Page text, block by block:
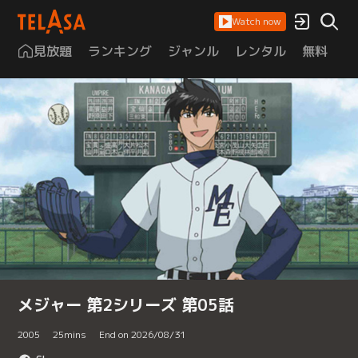
Watch now
見放題 ランキング ジャンル レンタル 無料
メジャー 第2シリーズ 第05話
2005 25mins End on 2026/08/31